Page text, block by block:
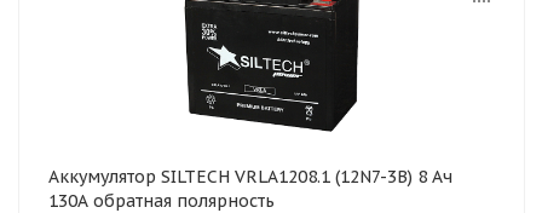
Аккумулятор SILTECH VRLA1208.1 (12N7-3B) 8 Ач
130А обратная полярность